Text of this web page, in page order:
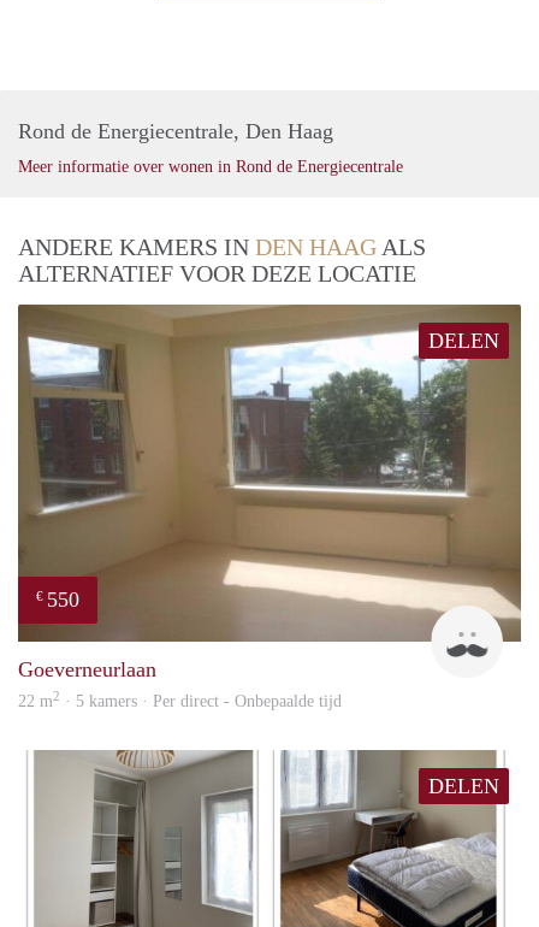
Rond de Energiecentrale, Den Haag
Meer informatie over wonen in Rond de Energiecentrale
ANDERE KAMERS IN DEN HAAG ALS
ALTERNATIEF VOOR DEZE LOCATIE
DELEN
€ 550
John
Goeverneurlaan
22 m2 · 5 kamers · Per direct - Onbepaalde tijd
DELEN